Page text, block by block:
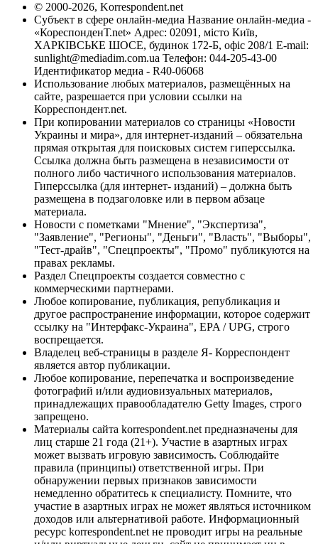
© 2000-2026, Korrespondent.net
Субъект в сфере онлайн-медиа Название онлайн-медиа -
«КореспонденТ.net» Адрес: 02091, місто Київ,
ХАРКІВСЬКЕ ШОСЕ, будинок 172-Б, офіс 208/1 E-mail:
sunlight@mediadim.com.ua Телефон: 044-205-43-00
Идентификатор медиа - R40-06068
Использование любых материалов, размещённых на
сайте, разрешается при условии ссылки на
Корреспондент.net.
При копировании материалов со страницы «Новости
Украины и мира», для интернет-изданий – обязательна
прямая открытая для поисковых систем гиперссылка.
Ссылка должна быть размещена в независимости от
полного либо частичного использования материалов.
Гиперссылка (для интернет- изданий) – должна быть
размещена в подзаголовке или в первом абзаце
материала.
Новости с пометками "Мнение", "Экспертиза",
"Заявление", "Регионы", "Деньги", "Власть", "Выборы",
"Тест-драйв", "Спецпроекты", "Промо" публикуются на
правах рекламы.
Раздел Спецпроекты создается совместно с
коммерческими партнерами.
Любое копирование, публикация, републикация и
другое распространение информации, которое содержит
ссылку на "Интерфакс-Украина", EPA / UPG, строго
воспрещается.
Владелец веб-страницы в разделе Я- Корреспондент
является автор публикации.
Любое копирование, перепечатка и воспроизведение
фотографий и/или аудиовизуальных материалов,
принадлежащих правообладателю Getty Images, строго
запрещено.
Материалы сайта korrespondent.net предназначены для
лиц старше 21 года (21+). Участие в азартных играх
может вызвать игровую зависимость. Соблюдайте
правила (принципы) ответственной игры. При
обнаружении первых признаков зависимости
немедленно обратитесь к специалисту. Помните, что
участие в азартных играх не может являться источником
доходов или альтернативой работе. Информационный
ресурс korrespondent.net не проводит игры на реальные